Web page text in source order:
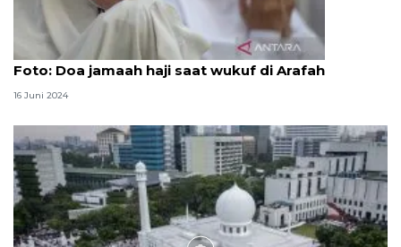
Foto
Foto: Doa jamaah haji saat wukuf di Arafah
16 Juni 2024